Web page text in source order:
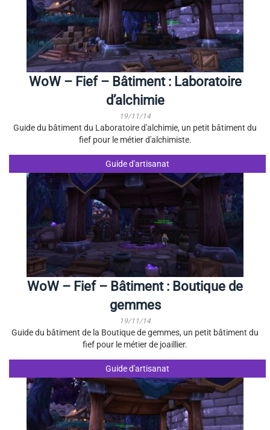
WoW – Fief – Bâtiment : Laboratoire
d’alchimie
19/11/14
Guide du bâtiment du Laboratoire d'alchimie, un petit bâtiment du
fief pour le métier d'alchimiste.
Guide d'artisanat
WoW – Fief – Bâtiment : Boutique de
gemmes
19/11/14
Guide du bâtiment de la Boutique de gemmes, un petit bâtiment du
fief pour le métier de joaillier.
Guide d'artisanat